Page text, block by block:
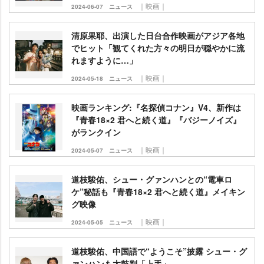
2024-06-07 ニュース ｜映画｜
清原果耶、出演した日台合作映画がアジア各地
でヒット「観てくれた方々の明日が穏やかに流
れますように…」
2024-05-18 ニュース ｜映画｜
映画ランキング:『名探偵コナン』V4、新作は
『青春18×2 君へと続く道』『バジーノイズ』
がランクイン
2024-05-07 ニュース ｜映画｜
道枝駿佑、シュー・グァンハンとの“電車ロ
ケ”秘話も『青春18×2 君へと続く道』メイキン
グ映像
2024-05-05 ニュース ｜映画｜
道枝駿佑、中国語で“ようこそ”披露 シュー・グ